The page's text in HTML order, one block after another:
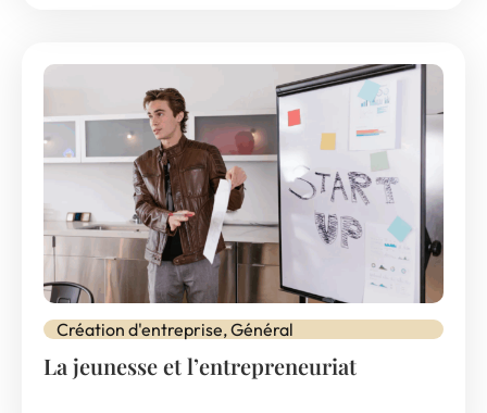
Création d'entreprise,Général
La jeunesse et l’entrepreneuriat